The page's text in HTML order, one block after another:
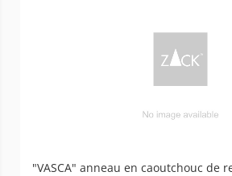
"VASCA" anneau en caoutchouc de